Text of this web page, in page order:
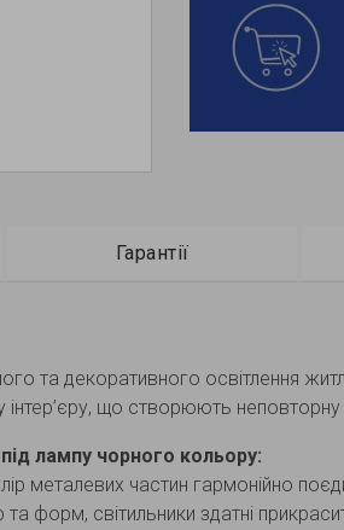
Гарантії
та декоративного освітлення
інтер’єру, що створюють
лампу чорного кольору:
металевих частин гармонійно
світильники здатні